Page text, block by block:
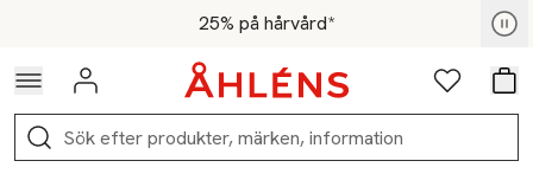
Hoppa till navigationsmenyn25% på hårvård*
För medlemmar - Shoppa nu
Logga in Favoriter
Sök